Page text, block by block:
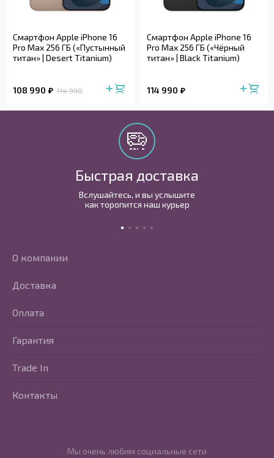
Смартфон Apple iPhone 16
Pro Max 256 ГБ («Пустынный
титан» | Desert Titanium)
108 990 114 990
Смартфон Apple iPhone 16
Pro Max 256 ГБ («Чёрный
титан» | Black Titanium)
114 990
Быстрая доставка
Вслушайтесь, и вы услышите
как торопится наш курьер
Мы очень любим социальные сети
О компании
Доставка
Оплата
Гарантия
Trade In
Контакты